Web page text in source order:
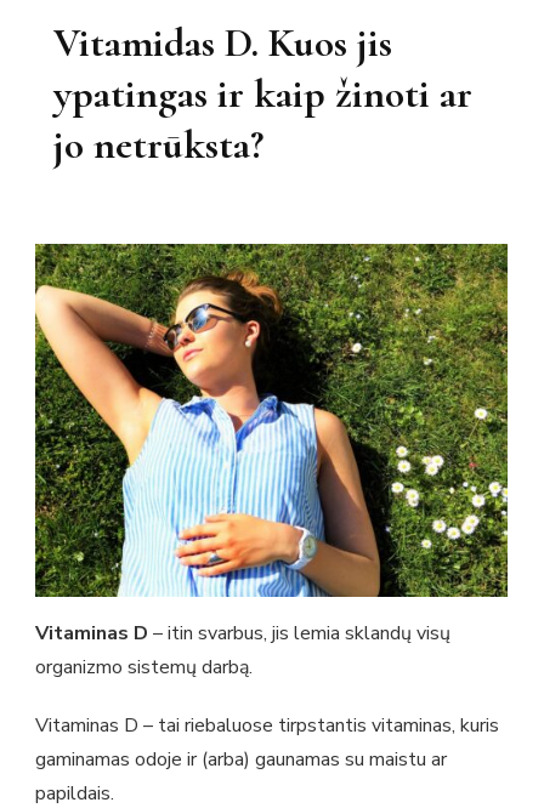
Vitamidas D. Kuos jis
ypatingas ir kaip žinoti ar
jo netrūksta?
Vitaminas D – itin svarbus, jis lemia sklandų visų
organizmo sistemų darbą.
Vitaminas D – tai riebaluose tirpstantis vitaminas, kuris
gaminamas odoje ir (arba) gaunamas su maistu ar
papildais.